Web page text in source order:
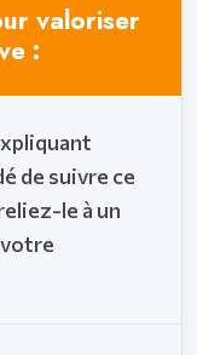
valoriser
:
de suivre ce
le à un